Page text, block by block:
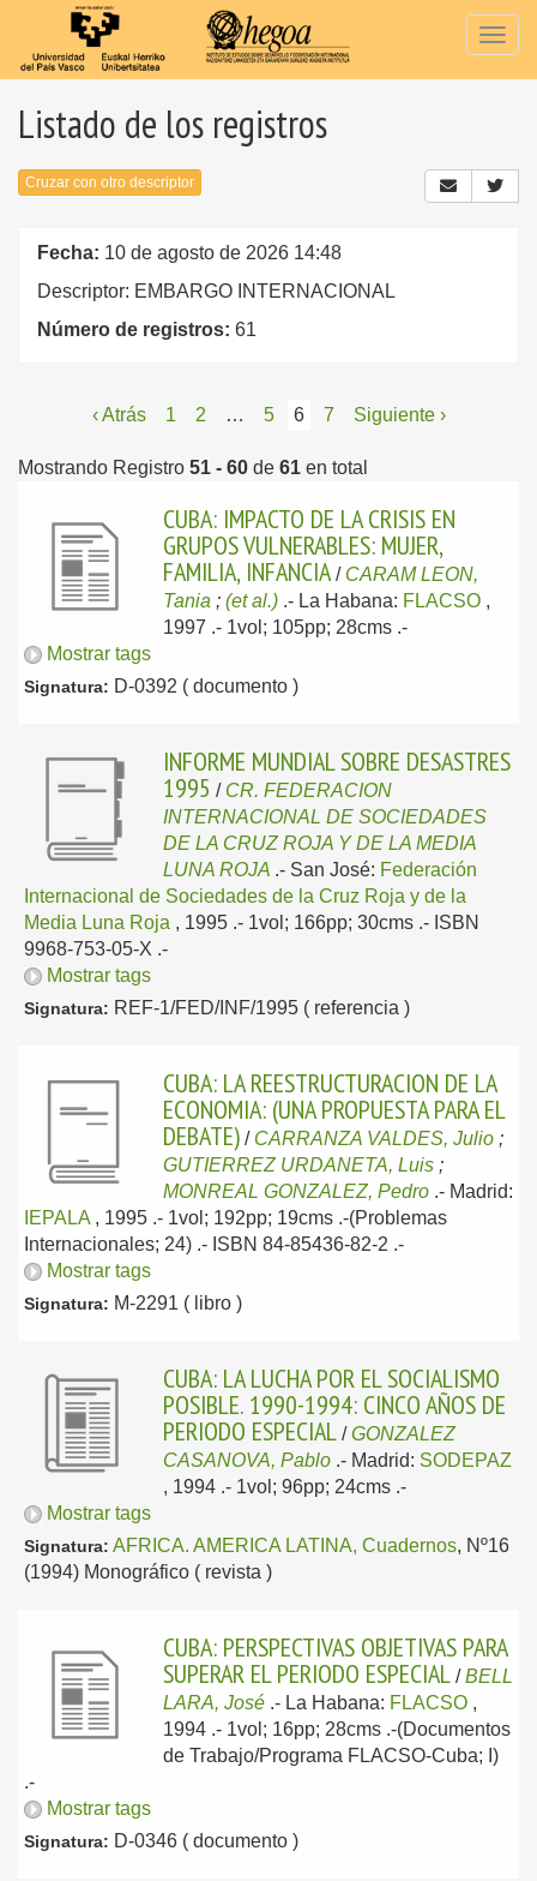
Listado de los registros
Cruzar con otro descriptor
Fecha: 10 de agosto de 2026 14:48
Descriptor: EMBARGO INTERNACIONAL
Número de registros: 61
‹ Atrás 1 2 … 5 6 7 Siguiente ›
Mostrando Registro 51 - 60 de 61 en total
CUBA: IMPACTO DE LA CRISIS EN
GRUPOS VULNERABLES: MUJER,
FAMILIA, INFANCIA / CARAM LEON,
Tania ; (et al.) .- La Habana: FLACSO ,
1997 .- 1vol; 105pp; 28cms .-
Mostrar tags
Signatura: D-0392 ( documento )
INFORME MUNDIAL SOBRE DESASTRES
1995 / CR. FEDERACION
INTERNACIONAL DE SOCIEDADES
DE LA CRUZ ROJA Y DE LA MEDIA
LUNA ROJA .- San José: Federación
Internacional de Sociedades de la Cruz Roja y de la
Media Luna Roja , 1995 .- 1vol; 166pp; 30cms .- ISBN
9968-753-05-X .-
Mostrar tags
Signatura: REF-1/FED/INF/1995 ( referencia )
CUBA: LA REESTRUCTURACION DE LA
ECONOMIA: (UNA PROPUESTA PARA EL
DEBATE) / CARRANZA VALDES, Julio ;
GUTIERREZ URDANETA, Luis ;
MONREAL GONZALEZ, Pedro .- Madrid:
IEPALA , 1995 .- 1vol; 192pp; 19cms .-(Problemas
Internacionales; 24) .- ISBN 84-85436-82-2 .-
Mostrar tags
Signatura: M-2291 ( libro )
CUBA: LA LUCHA POR EL SOCIALISMO
POSIBLE. 1990-1994: CINCO AÑOS DE
PERIODO ESPECIAL /GONZALEZ
CASANOVA, Pablo .- Madrid: SODEPAZ
, 1994 .- 1vol; 96pp; 24cms .-
Mostrar tags
Signatura: AFRICA. AMERICA LATINA, Cuadernos, Nº16
(1994) Monográfico ( revista )
CUBA: PERSPECTIVAS OBJETIVAS PARA
SUPERAR EL PERIODO ESPECIAL /BELL
LARA, José .- La Habana: FLACSO ,
1994 .- 1vol; 16pp; 28cms .-(Documentos
de Trabajo/Programa FLACSO-Cuba; I)
.-
Mostrar tags
Signatura: D-0346 ( documento )